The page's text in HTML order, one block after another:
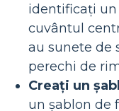
identificați un
cuvântul
au sunete de
perechi de
Creați un
un șablon de